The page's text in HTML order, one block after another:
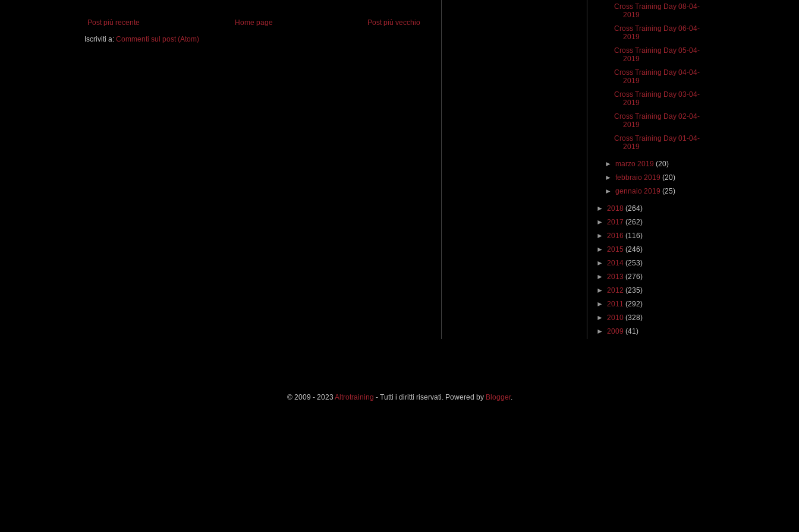
Post più recente Post più vecchio
Home page
Iscriviti a: Commenti sul post (Atom)
Cross Training Day 08-04-
2019
Cross Training Day 06-04-
2019
Cross Training Day 05-04-
2019
Cross Training Day 04-04-
2019
Cross Training Day 03-04-
2019
Cross Training Day 02-04-
2019
Cross Training Day 01-04-
2019
►marzo 2019(20)
►febbraio 2019(20)
►gennaio 2019(25)
► 2018 (264)
► 2017 (262)
► 2016 (116)
► 2015 (246)
► 2014 (253)
► 2013 (276)
► 2012 (235)
► 2011 (292)
► 2010 (328)
► 2009 (41)
© 2009 - 2023 Altrotraining - Tutti i diritti riservati. Powered by Blogger.